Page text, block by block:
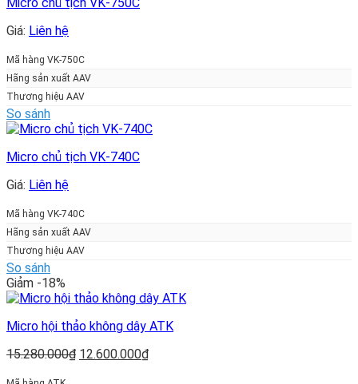
Micro chủ tịch VK-750C
Giá: Liên hệ
Mã hàng VK-750C
Hãng sản xuất AAV
Thương hiệu AAV
So sánh
Micro chủ tịch VK-740C
Giá: Liên hệ
Mã hàng VK-740C
Hãng sản xuất AAV
Thương hiệu AAV
So sánh
Giảm -18%
Micro hội thảo không dây ATK
15.280.000₫ Giá
12.600.000₫Giá